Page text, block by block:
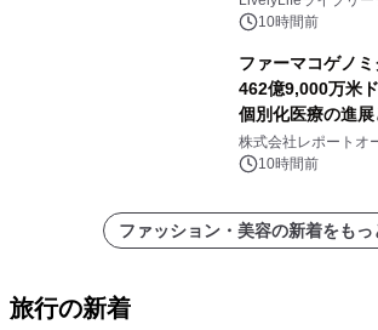
く活用可能
10時間前
ファーマコゲノ
462億9,000万米
個別化医療の進
代ヘルスケア投
株式会社レポートオ
10時間前
ファッション・美容の新着をもっ
旅行の新着